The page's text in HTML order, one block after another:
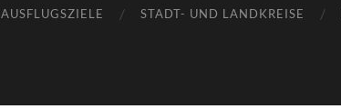
AUSFLUGSZIELE STADT- UND LANDKREISE